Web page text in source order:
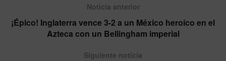
Noticia anterior
¡Épico! Inglaterra vence 3-2 a un México heroico en el
Azteca con un Bellingham imperial
Siguiente noticia